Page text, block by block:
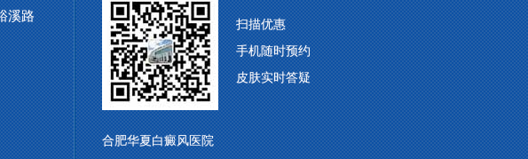
溪路
扫描优惠
手机随时预约
皮肤实时答疑
合肥华夏白癜风医院